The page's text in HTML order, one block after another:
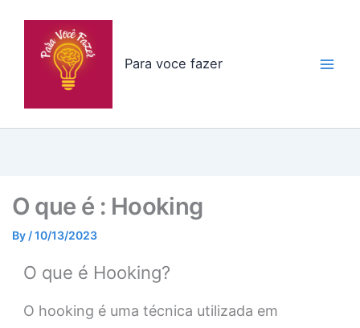
Para voce fazer
O que é : Hooking
By /10/13/2023
O que é Hooking?
O hooking é uma técnica utilizada em